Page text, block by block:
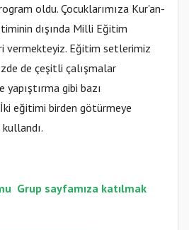
oldu. Çocuklarımıza Kur'an-
dışında Milli Eğitim
vermekteyiz. Eğitim setlerimiz
de çeşitli çalışmalar
yapıştırma gibi bazı
eğitimi birden götürmeye
Grup sayfamıza katılmak